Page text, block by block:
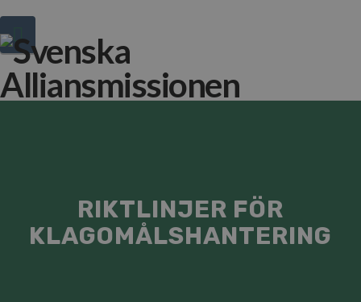
Navigation
RIKTLINJER FÖR
KLAGOMÅLSHANTERING